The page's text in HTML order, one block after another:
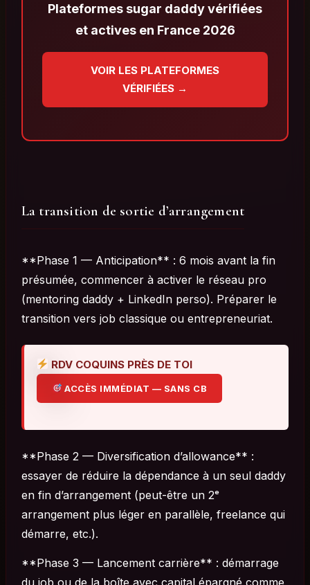
Plateformes sugar daddy vérifiées
et actives en France 2026
VOIR LES PLATEFORMES
VÉRIFIÉES →
La transition de sortie d’arrangement
**Phase 1 — Anticipation** : 6 mois avant la fin
présumée, commencer à activer le réseau pro
(mentoring daddy + LinkedIn perso). Préparer le
transition vers job classique ou entrepreneuriat.
RDV COQUINS PRÈS DE TOI
ACCÈS IMMÉDIAT — SANS CB
**Phase 2 — Diversification d’allowance** :
essayer de réduire la dépendance à un seul daddy
en fin d’arrangement (peut-être un 2ᵉ
arrangement plus léger en parallèle, freelance qui
démarre, etc.).
**Phase 3 — Lancement carrière** : démarrage